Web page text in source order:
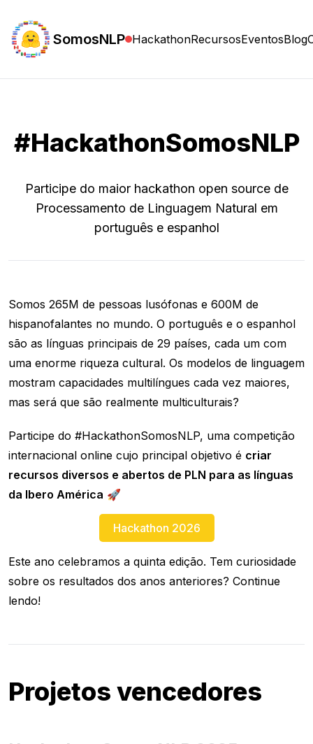
SomosNLP HackathonRecursosEventosBlog
#HackathonSomosNLP
Participe do maior hackathon open source de
Processamento de Linguagem Natural em
português e espanhol
Somos 265M de pessoas lusófonas e 600M de
hispanofalantes no mundo. O português e o espanhol
são as línguas principais de 29 países, cada um com
uma enorme riqueza cultural. Os modelos de linguagem
mostram capacidades multilíngues cada vez maiores,
mas será que são realmente multiculturais?
Participe do #HackathonSomosNLP, uma competição
internacional online cujo principal objetivo é criar
recursos diversos e abertos de PLN para as línguas
da Ibero América 🚀
Hackathon 2026
Este ano celebramos a quinta edição. Tem curiosidade
sobre os resultados dos anos anteriores? Continue
lendo!
Projetos vencedores